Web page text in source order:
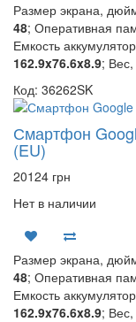
Размер экрана,
48; Оперативная
Емкость
162.9x76.6x8.9; Вес,
Код: 36262SK
Смартфон
(EU)
20124 грн
Нет в наличии
Размер экрана,
48; Оперативная
Емкость
162.9x76.6x8.9; Вес,